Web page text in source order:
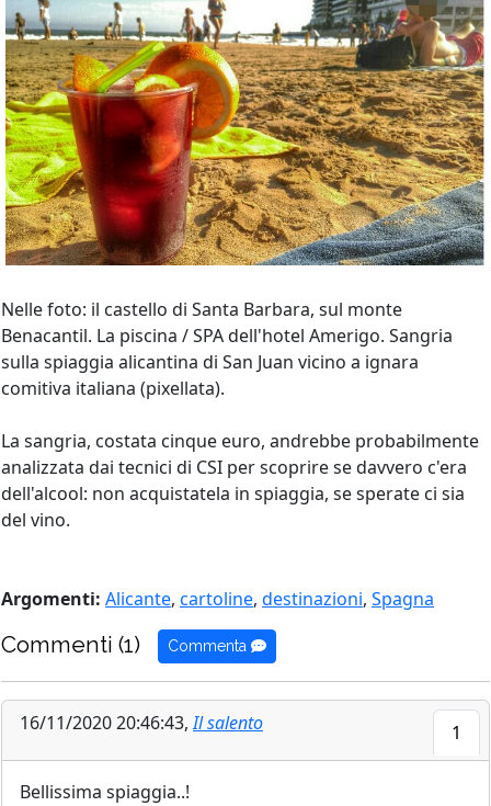
Nelle foto: il castello di Santa Barbara, sul monte
Benacantil. La piscina / SPA dell'hotel Amerigo. Sangria
sulla spiaggia alicantina di San Juan vicino a ignara
comitiva italiana (pixellata).
La sangria, costata cinque euro, andrebbe probabilmente
analizzata dai tecnici di CSI per scoprire se davvero c'era
dell'alcool: non acquistatela in spiaggia, se sperate ci sia
del vino.
Argomenti: Alicante, cartoline, destinazioni, Spagna
Commenti (1) Commenta
16/11/2020 20:46:43,Il salento 1
Bellissima spiaggia..!